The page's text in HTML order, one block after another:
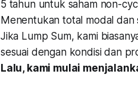
5 tahun untuk saham non-
Menentukan total modal
Jika Lump Sum, kami
sesuai dengan kondisi dan
Lalu, kami mulai